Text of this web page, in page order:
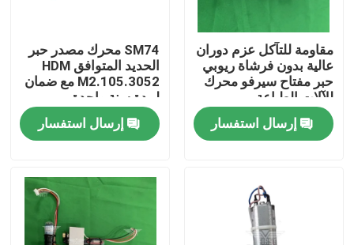
مقاومة للتآكل عزم دوران
عالية بدون فرشاة ريوبي
حبر مفتاح سيرفو محرك
للآلات الطباعة
إرسال استفسار
SM74 محرك مصدر حبر
الحديد المتوافق HDM
M2.105.3052 مع ضمان
لمدة سنة واحدة
إرسال استفسار